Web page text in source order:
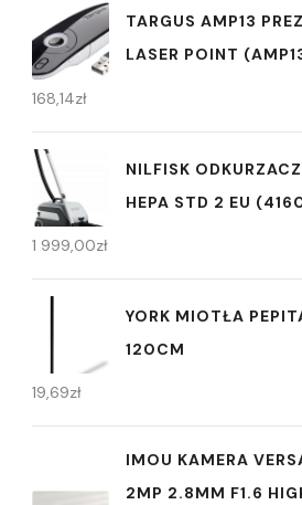
TARGUS AMP13
LASER POINT
168,14zł
NILFISK
HEPA STD 2 EU
1 999,00zł
YORK MIOTŁA
120CM
19,69zł
IMOU KAMERA
2MP 2.8MM F1.6